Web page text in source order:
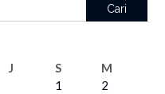
Cari
J S
M
1
2